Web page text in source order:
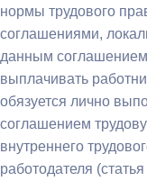
нормы трудового
соглашениями,
данным
выплачивать
обязуется лично
соглашением
внутреннего
работодателя